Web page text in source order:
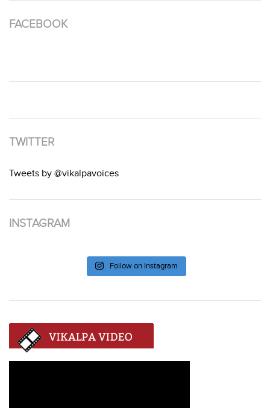
FACEBOOK
TWITTER
Tweets by @vikalpavoices
INSTAGRAM
Follow on Instagram